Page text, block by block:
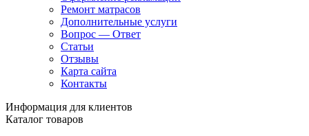
Ремонт матрасов
Дополнительные услуги
Вопрос — Ответ
Статьи
Отзывы
Карта сайта
Контакты
Информация для клиентов
Каталог товаров